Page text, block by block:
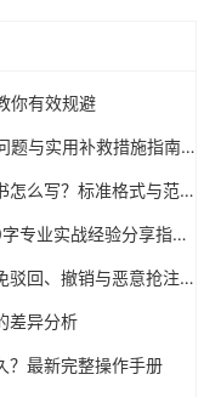
你有效规避
题与实用补救措施指南
么写？标准格式与范例
业实战经验分享指南
驳回、撤销与恶意抢注
差异分析
？最新完整操作手册